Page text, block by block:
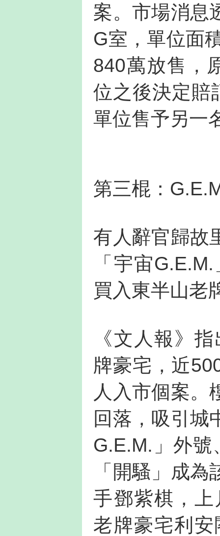
案。市場消息
G室，單位面
840萬放售，
位之後決定賠
單位售予另一
第三棍：
有人辭官歸故
「宇宙
買入東半山老
《文人報》
牌豪宅，近
人入市個案。
回落，吸引城
G.E.M.」外
「開騷」成
手鄧紫棋，
老牌豪宅利